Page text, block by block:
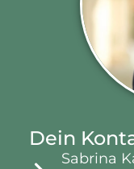
Dein
Sabrina